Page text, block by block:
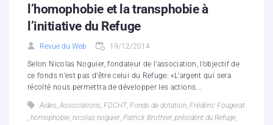
l’homophobie et la transphobie à
l’initiative du Refuge
Revue du Web 19/12/2014
Selon Nicolas Noguier, fondateur de l’association, l’objectif de
ce fonds n’est pas d’être celui du Refuge: «L’argent qui sera
récolté nous permettra de développer les actions...
Aides, Associations, FDCHT, Fonds de dotation, Frédéric Fougerat
, homophobie, nicolas noguier, Patrick Brothier, président du Refuge,